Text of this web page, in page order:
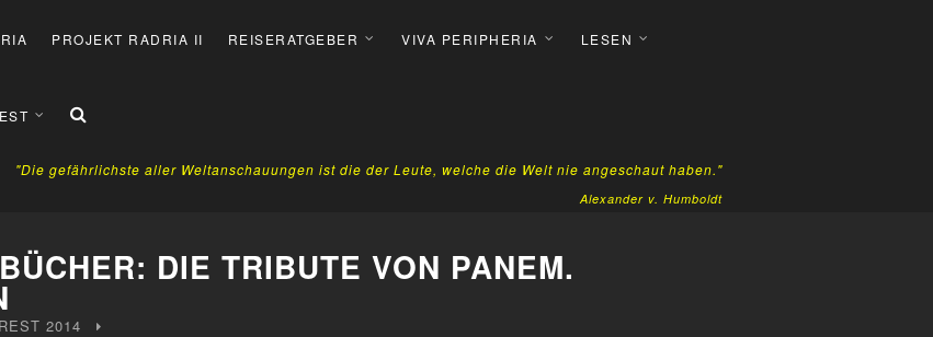
PROJEKT RADRIA II REISERATGEBER VIVA PERIPHERIA LESEN
"Die gefährlichste aller Weltanschauungen ist die der Leute, welche die Welt nie angeschaut haben."
Alexander v. Humboldt
DIE TRIBUTE VON PANEM.
2014